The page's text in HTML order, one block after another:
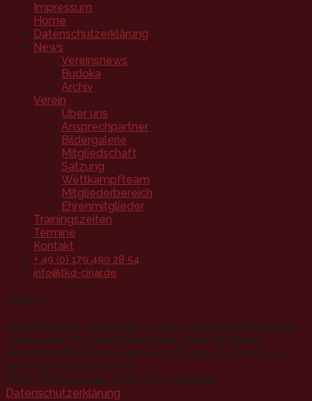
Impressum
Home
Datenschutzerklärung
News
Vereinsnews
Budoka
Archiv
Verein
Über uns
Ansprechpartner
Bildergalerie
Mitgliedschaft
Satzung
Wettkampfteam
Mitgliederbereich
Ehrenmitglieder
Trainingszeiten
Termine
Kontakt
+ 49 (0) 179 490 28 54
info@tkd-cinar.de
Cookies
Diese Website verwendet Cookies, um Ihre Erfahrung zu
verbessern. Wir gehen davon aus, dass Sie damit
einverstanden sind, Sie können sich jedoch abmelden,
wenn Sie dies wünschen.
Mehr Informationen finden Sie in unseren
Datenschutzerklärung.